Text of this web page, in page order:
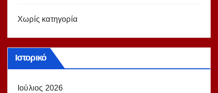
Χωρίς κατηγορία
Ιστορικό
Ιούλιος 2026